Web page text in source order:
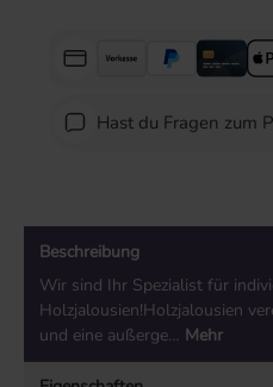
Hast du Fragen zum
Beschreibung
Wir sind Ihr Spezialist für
Holzjalousien!Holzjalousien
und eine außerge… Mehr